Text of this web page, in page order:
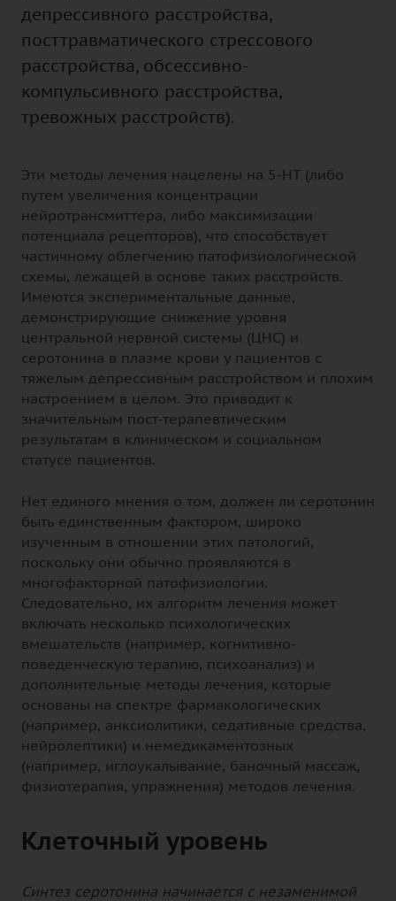
депрессивного расстройства,
посттравматического стрессового
расстройства, обсессивно-
компульсивного расстройства,
тревожных расстройств).
Эти методы лечения нацелены на 5-НТ (либо
путем увеличения концентрации
нейротрансмиттера, либо максимизации
потенциала рецепторов), что способствует
частичному облегчению патофизиологической
схемы, лежащей в основе таких расстройств.
Имеются экспериментальные данные,
демонстрирующие снижение уровня
центральной нервной системы (ЦНС) и
серотонина в плазме крови у пациентов с
тяжелым депрессивным расстройством и плохим
настроением в целом. Это приводит к
значительным пост-терапевтическим
результатам в клиническом и социальном
статусе пациентов.
Нет единого мнения о том, должен ли серотонин
быть единственным фактором, широко
изученным в отношении этих патологий,
поскольку они обычно проявляются в
многофакторной патофизиологии.
Следовательно, их алгоритм лечения может
включать несколько психологических
вмешательств (например, когнитивно-
поведенческую терапию, психоанализ) и
дополнительные методы лечения, которые
основаны на спектре фармакологических
(например, анксиолитики, седативные средства,
нейролептики) и немедикаментозных
(например, иглоукалывание, баночный массаж,
физиотерапия, упражнения) методов лечения.
Клеточный уровень
Синтез серотонина начинается с незаменимой